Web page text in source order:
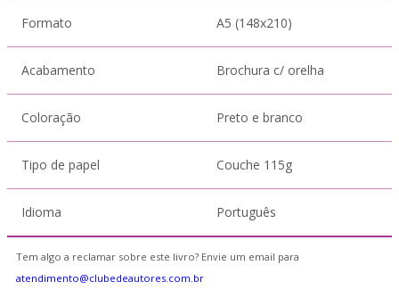
Formato A5 (148x210)
Acabamento Brochura c/ orelha
Coloração Preto e branco
Tipo de papel Couche 115g
Idioma Português
Tem algo a reclamar sobre este livro? Envie um email para
atendimento@clubedeautores.com.br